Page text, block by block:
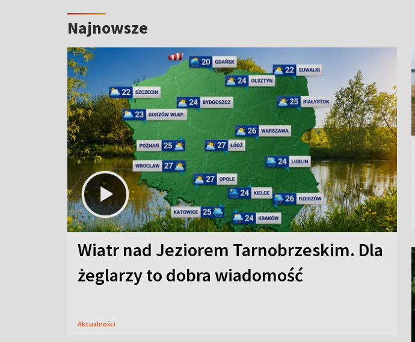
Najnowsze
Wiatr nad Jeziorem Tarnobrzeskim. Dla
żeglarzy to dobra wiadomość
Aktualności